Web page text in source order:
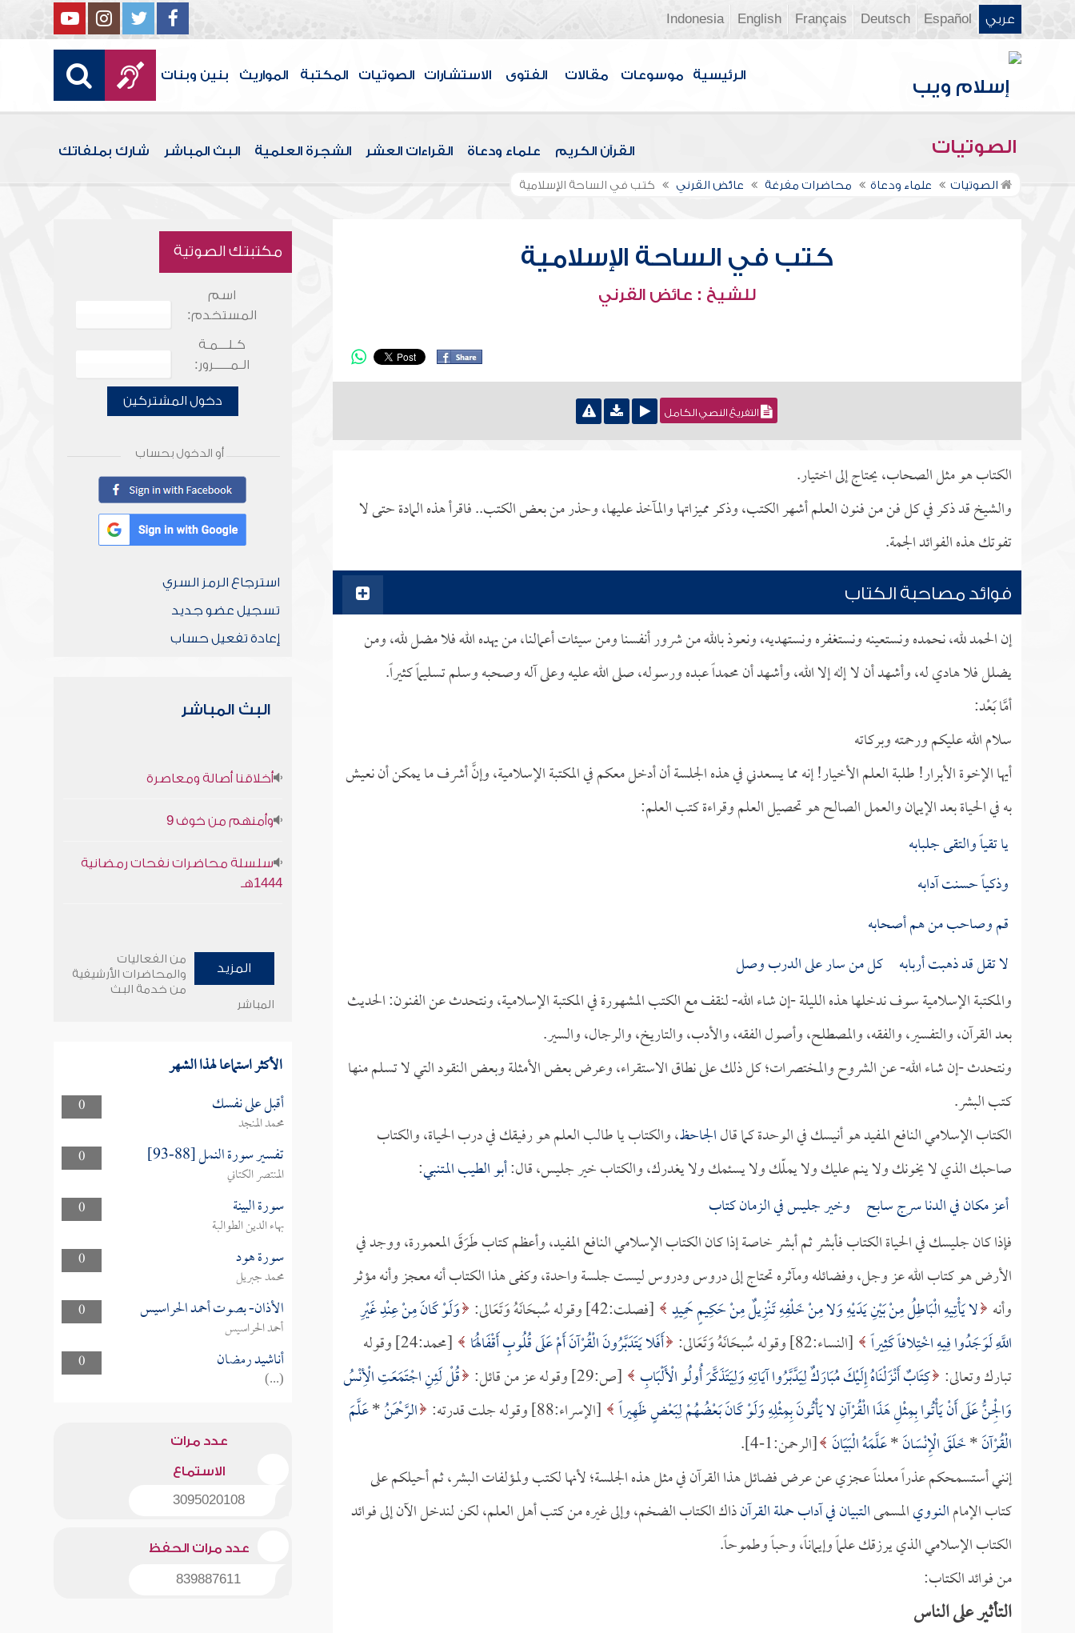
عربي Español
Deutsch
Français
English
Indonesia
الرئيسية موسوعات مقالات الفتوى الاستشارات الصوتيات المكتبة المواريث بنين وبنات
الصوتيات القرآن الكريم علماء ودعاة القراءات العشر الشجرة العلمية البث المباشر شارك بملفاتك
الصوتيات علماء ودعاة محاضرات مفرغة عائض القرني كتب في الساحة الإسلامية
كتب في الساحة الإسلامية
للشيخ : عائض القرني
التفريغ النصي الكامل
الكتاب هو مثل الصحاب، يحتاج إلى اختيار.
والشيخ قد ذكر في كل فن من فنون العلم أشهر الكتب، وذكر مميزاتها والمآخذ عليها، وحذر من بعض الكتب.. فاقرأ هذه المادة حتى لا
تفوتك هذه الفوائد الجمة.
فوائد مصاحبة الكتاب
إن الحمد لله، نحمده ونستعينه ونستغفره ونستهديه، ونعوذ بالله من شرور أنفسنا ومن سيئات أعمالنا، من يهده الله فلا مضل لله، ومن
يضلل فلا هادي له، وأشهد أن لا إله إلا الله، وأشهد أن محمداً عبده ورسوله، صلى الله عليه وعلى آله وصحبه وسلم تسليماً كثيراً.
أمَّا بَعْد:
سلام الله عليكم ورحمته وبركاته
أيها الإخوة الأبرار! طلبة العلم الأخيار! إنه مما يسعدني في هذه الجلسة أن أدخل معكم في المكتبة الإسلامية، وإنَّ أشرف ما يمكن أن نعيش
به في الحياة بعد الإيمان والعمل الصالح هو تحصيل العلم وقراءة كتب العلم:
يا تقياً والتقى جلبابه
وذكياً حسنت آدابه
قم وصاحب من هم أصحابه
لا تقل قد ذهبت أربابه كل من سار على الدرب وصل
والمكتبة الإسلامية سوف ندخلها هذه الليلة -إن شاء الله- لنقف مع الكتب المشهورة في المكتبة الإسلامية، ونتحدث عن الفنون: الحديث
بعد القرآن، والتفسير، والفقه، والمصطلح، وأصول الفقه، والأدب، والتاريخ، والرجال، والسير.
ونتحدث -إن شاء الله- عن الشروح والمختصرات؛ كل ذلك على نطاق الاستقراء، وعرض بعض الأمثلة وبعض النقود التي لا تسلم منها
كتب البشر.
الكتاب الإسلامي النافع المفيد هو أنيسك في الوحدة كما قالالجاحظ، والكتاب يا طالب العلم هو رفيقك في درب الحياة، والكتاب
صاحبك الذي لا يخونك ولا ينم عليك ولا يملّك ولا يسئمك ولا يغدرك، والكتاب خير جليس، قال:أبو الطيب المتنبي:
أعز مكان في الدنا سرج سابح وخير جليس في الزمان كتاب
فإذا كان جليسك في الحياة الكتاب فأبشر ثم أبشر خاصة إذا كان الكتاب الإسلامي النافع المفيد، وأعظم كتاب طَرَقَ المعمورة، ووجد في
الأرض هو كتاب الله عز وجل، وفضائله ومآثره تحتاج إلى دروس ودروس ليست جلسة واحدة، وكفى هذا الكتاب أنه معجز وأنه مؤثر
وأنه لا يَأْتِيهِ الْبَاطِلُ مِنْ بَيْنِ يَدَيْهِ وَلا مِنْ خَلْفِهِ تَنْزِيلٌ مِنْ حَكِيمٍ حَمِيدٍ [فصلت:42] وقوله سُبحَانَهُ وَتَعَالى:
وَلَوْ كَانَ مِنْ عِنْدِ غَيْرِ
اللَّهِ لَوَجَدُوا فِيهِ اخْتِلافاً كَثِيراً [النساء:82] وقوله سُبحَانَهُ وَتَعَالى: أَفَلا يَتَدَبَّرُونَ الْقُرْآنَ أَمْ عَلَى قُلُوبٍ أَقْفَالُهَا
[محمد:24] وقوله
تبارك وتعالى: كِتَابٌ أَنْزَلْنَاهُ إِلَيْكَ مُبَارَكٌ لِيَدَّبَّرُوا آيَاتِهِ وَلِيَتَذَكَّرَ أُولُو الْأَلْبَابِ [ص:29] وقوله عز من قائل:
قُلْ لَئِنِ اجْتَمَعَتِ الْأِنْسُ
وَالْجِنُّ عَلَى أَنْ يَأْتُوا بِمِثْلِ هَذَا الْقُرْآنِ لا يَأْتُونَ بِمِثْلِهِ وَلَوْ كَانَ بَعْضُهُمْ لِبَعْضٍ ظَهِيراً [الإسراء:88] وقوله جلت قدرته: الرَّحْمَنُ*عَلَّمَ
الْقُرْآنَ*خَلَقَ الْإِنْسَانَ*عَلَّمَهُ الْبَيَانَ [الرحمن:1-4].
إنني أستسمحكم عذراً معلناً عجزي عن عرض فضائل هذا القرآن في مثل هذه الجلسة؛ لأنها لكتب ولمؤلفات البشر، ثم أحيلكم على
كتاب الإمامالنوويالمسمىالتبيان في آداب حملة القرآنذاك الكتاب الضخم، وإلى غيره من كتب أهل العلم، لكن لندخل الآن إلى فوائد
الكتاب الإسلامي الذي يرزقك علماً وإيماناً، وحباً وطموحاً.
من فوائد الكتاب:
التأثير على الناس
مكتبتك الصوتية
اسم
المستخدم:
كـلـــمـة
الـمـــــرور:
دخول المشتركين
أو الدخول بحساب
استرجاع الرمز السري
تسجيل عضو جديد
إعادة تفعيل حساب
البث المباشر
أخلاقنا أصالة ومعاصرة
وأمنهم من خوف 9
سلسلة محاضرات نفحات رمضانية
1444هـ
المزيد
من الفعاليات
والمحاضرات الأرشيفية
من خدمة البث
المباشر
الأكثر استماعا لهذا الشهر
0 أقبل على نفسك
محمد المنجد
0
تفسير سورة النمل [88-93]
المنتصر الكتاني
0
سورة البينة
بهاء الدين الطوالبة
0
سورة هود
محمد جبريل
0
الأذان- بصوت أحمد الحراسيس
أحمد الحراسيس
0
أناشيد رمضان
(...)
عدد مرات
الاستماع
3095020108
عدد مرات الحفظ
839887611